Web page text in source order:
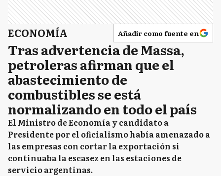
ECONOMÍA Añadir como fuente en
Tras advertencia de Massa,
petroleras afirman que el
abastecimiento de
combustibles se está
normalizando en todo el país
El Ministro de Economía y candidato a
Presidente por el oficialismo había amenazado a
las empresas con cortar la exportación si
continuaba la escasez en las estaciones de
servicio argentinas.